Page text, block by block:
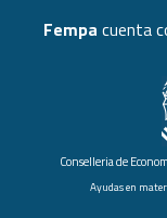
Fempa cuenta
Conselleria de
Ayudas en